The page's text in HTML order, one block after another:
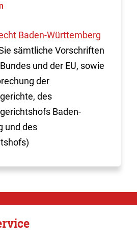
Baden-Württemberg
sämtliche Vorschriften
und der EU, sowie
der
des
Baden-
und des